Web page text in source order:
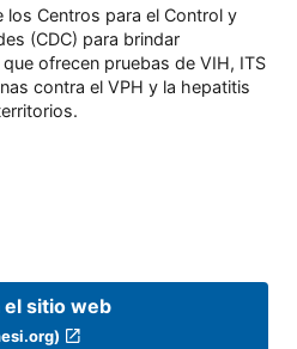
los Centros para el Control y
(CDC) para brindar
ofrecen pruebas de VIH, ITS
contra el VPH y la hepatitis
el sitio web